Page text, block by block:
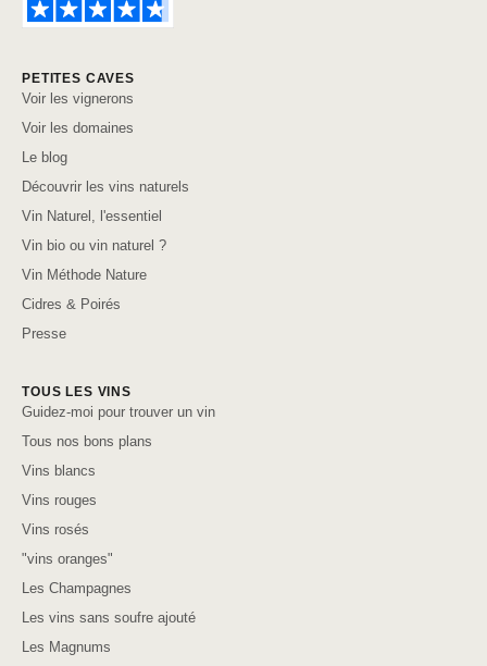
PETITES CAVES
Voir les vignerons
Voir les domaines
Le blog
Découvrir les vins naturels
Vin Naturel, l'essentiel
Vin bio ou vin naturel ?
Vin Méthode Nature
Cidres & Poirés
Presse
TOUS LES VINS
Guidez-moi pour trouver un vin
Tous nos bons plans
Vins blancs
Vins rouges
Vins rosés
"vins oranges"
Les Champagnes
Les vins sans soufre ajouté
Les Magnums